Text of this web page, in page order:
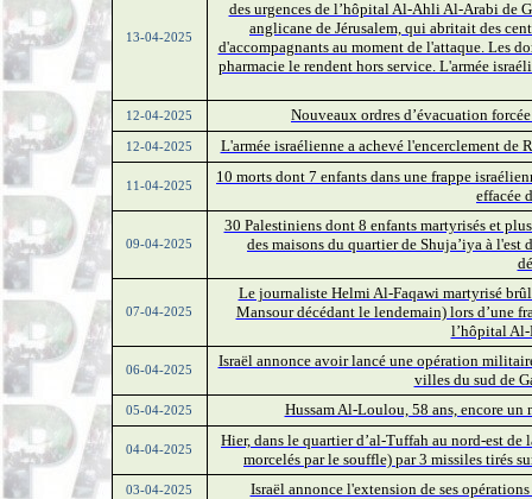
13-04-2025
des urgences de l’hôpital Al-Ahli Al-Arabi de
anglicane de Jérusalem, qui abritait des
d'accompagnants au moment de l'attaque. Les
pharmacie le rendent hors service. L'armée
12-04-2025 Nouveaux ordres d’évacuation
12-04-2025 L'armée israélienne a achevé l'encerclement de
11-04-2025
10 morts dont 7 enfants dans une frappe
effacée
09-04-2025
30 Palestiniens dont 8 enfants martyrisés et
des maisons du quartier de Shuja’iya à
07-04-2025
Le journaliste Helmi Al-Faqawi martyrisé
Mansour décédant le lendemain) lors d’une
l’hôpital Al-
06-04-2025
Israël annonce avoir lancé une opération
villes du sud de
05-04-2025 Hussam Al-Loulou, 58 ans, encore un
04-04-2025
Hier, dans le quartier d’al-Tuffah au nord-est
morcelés par le souffle) par 3 missiles tirés
03-04-2025 Israël annonce l'extension de ses